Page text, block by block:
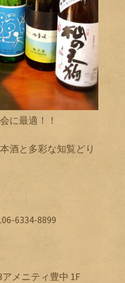
に最適！！
酒と多彩な知覧どり
6334-8899
メニティ豊中 1F